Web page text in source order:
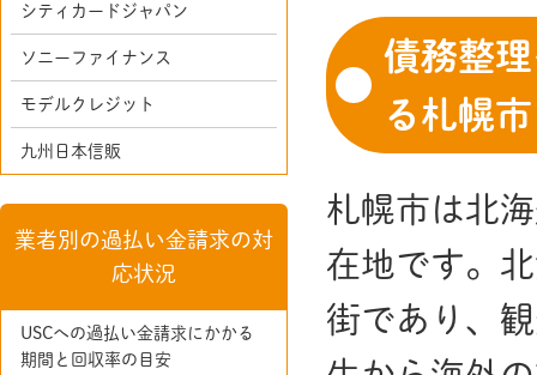
債務整
る札幌市
札幌市は北
在地です。
街であり、
シティカードジャパン
ソニーファイナンス
モデルクレジット
九州日本信販
業者別の過払い金請求の対
応状況
USCへの過払い金請求にかかる
期間と回収率の目安